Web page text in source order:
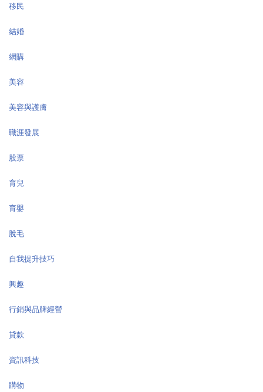
移民
結婚
網購
美容
美容與護膚
職涯發展
股票
育兒
育嬰
脫毛
自我提升技巧
興趣
行銷與品牌經營
貸款
資訊科技
購物